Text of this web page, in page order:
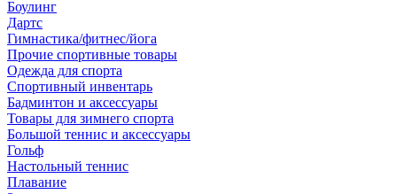
Боулинг
Дартс
Гимнастика/фитнес/йога
Прочие спортивные товары
Одежда для спорта
Спортивный инвентарь
Бадминтон и аксессуары
Товары для зимнего спорта
Большой теннис и аксессуары
Гольф
Настольный теннис
Плавание